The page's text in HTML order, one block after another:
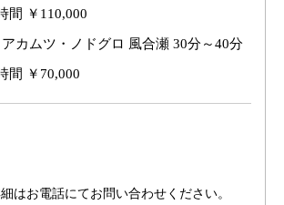
間 ￥110,000
アカムツ・ノドグロ 風合瀬 30分～40分
間 ￥70,000
はお電話にてお問い合わせください。